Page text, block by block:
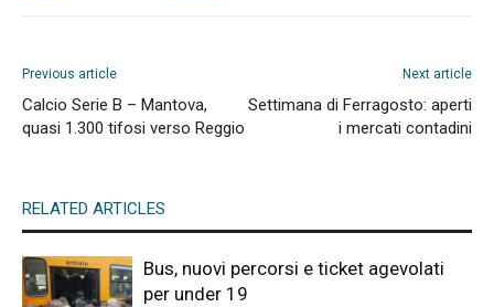
Previous article
Calcio Serie B – Mantova,
quasi 1.300 tifosi verso Reggio
Next article
Settimana di Ferragosto: aperti
i mercati contadini
RELATED ARTICLES
Bus, nuovi percorsi e ticket agevolati
per under 19